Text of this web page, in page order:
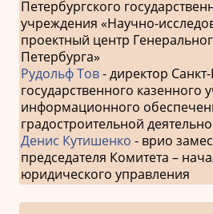
Петербургского
учреждения «Научно-
проектный центр
Петербурга»
Рудольф Тов- директор
государственного казенного
информационного
градостроительной
Денис Кутишенко - врио
председателя Комитета –
юридического управления